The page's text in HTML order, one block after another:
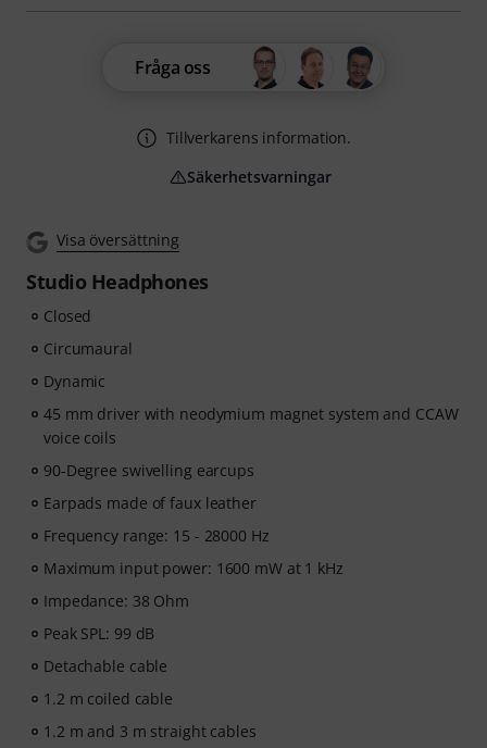
Visa översättning
Studio Headphones
Closed
Circumaural
Dynamic
45 mm driver with neodymium magnet system and CCAW
voice coils
90-Degree swivelling earcups
Earpads made of faux leather
Frequency range: 15 - 28000 Hz
Maximum input power: 1600 mW at 1 kHz
Impedance: 38 Ohm
Peak SPL: 99 dB
Detachable cable
1.2 m coiled cable
1.2 m and 3 m straight cables
Fråga oss
Tillverkarens information.
Säkerhetsvarningar